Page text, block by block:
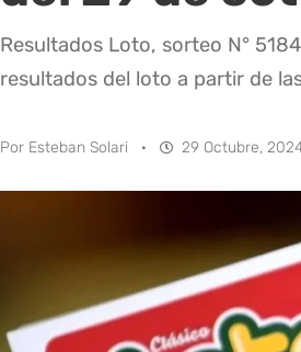
Resultados Loto, sorteo N°
resultados del loto a partir de
Por Esteban Solari · 29 Octubre,